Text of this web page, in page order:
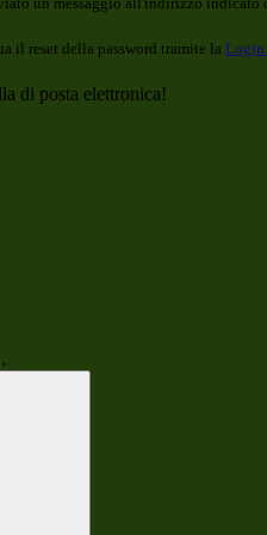
il reset della password tramite la Login
di posta elettronica!